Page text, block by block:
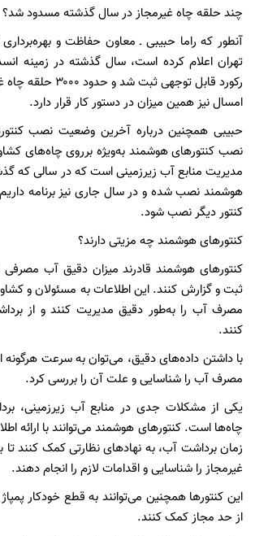
چند حلقه چاه غیرمجاز در سال گذشته مسدود شد؟
آنطور که راما حبیبی ـ معاون حفاظت و
تهران اعلام کرده است، سال گذشته در زمینه
رکورد قابل توجهی
امسال نیز همین میزان در دستور کار قرار دارد.
حبیبی همچنین درباره آخرین وضعیت نصب
نصب کنتورهای هوشمند به‌ویژه برروی چاه‌های
هوشمند نصب شده و در سال جاری نیز برنامه
کنتور دیگر نصب شود.
کنتورهای هوشمند چه مزیتی دارند؟
کنتورهای هوشمند قادرند میزان دقیق آب
ثبت و گزارش کنند. این اطلاعات به مسئولان و
مصرف آب را به‌طور دقیق مدیریت کنند و از
کنند.
با داشتن داده‌های دقیق، می‌توان به سرعت هرگونه
مصرف آب را شناسایی و علت آن را بررسی کرد.
یکی از مشکلات جدی در منابع آب زیرزمینی،
چاه‌ها است. کنتورهای هوشمند می‌توانند با ارائه
زمان برداشت آب، به نهادهای نظارتی کمک کنند
غیرمجاز را شناسایی و اقدامات لازم را انجام دهند.
این کنتورها همچنین می‌توانند به قطع خودکار
از حد مجاز کمک کنند.